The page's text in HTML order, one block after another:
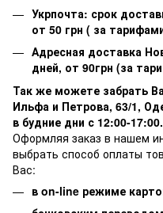
Укрпочта: срок
от 50 грн ( за
Адресная доставка
дней, от 90грн (за
Так же можете забрать
Ильфа и Петрова, 63/1,
в будние дни с 12:00-17:00.
Оформляя заказ в нашем
выбрать способ оплаты
Вас:
в on-line режиме